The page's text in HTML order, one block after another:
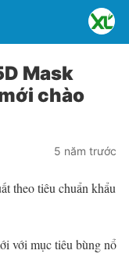
Mask
chào
5 năm trước
theo tiêu chuẩn khẩu
với mục tiêu bùng nổ